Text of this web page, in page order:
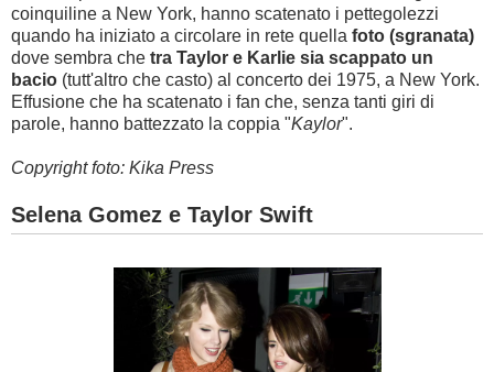
coinquiline a New York, hanno scatenato i pettegolezzi
quando ha iniziato a circolare in rete quella foto (sgranata)
dove sembra che tra Taylor e Karlie sia scappato un
bacio (tutt'altro che casto) al concerto dei 1975, a New York.
Effusione che ha scatenato i fan che, senza tanti giri di
parole, hanno battezzato la coppia "Kaylor".
Copyright foto: Kika Press
Selena Gomez e Taylor Swift